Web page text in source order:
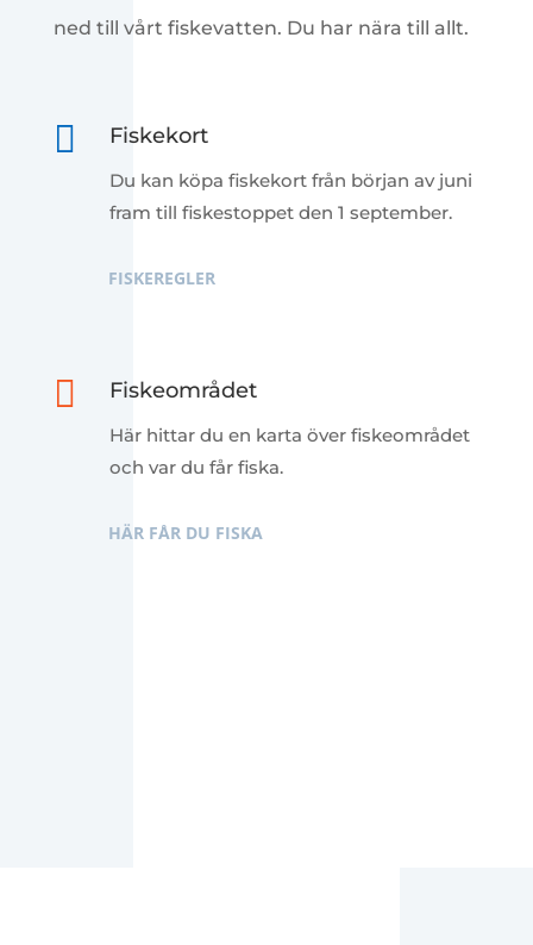
ned till vårt fiskevatten. Du har nära till allt.
 Fiskekort
Du kan köpa fiskekort från början av juni
fram till fiskestoppet den 1 september.
FISKEREGLER
 Fiskeområdet
Här hittar du en karta över fiskeområdet
och var du får fiska.
HÄR FÅR DU FISKA